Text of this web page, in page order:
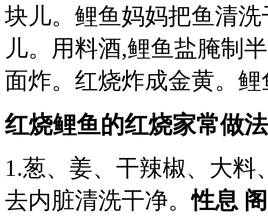
块儿。鲤鱼妈妈把鱼清
儿。用料酒,鲤鱼盐腌制
面炸。红烧炸成金黄。鲤
红烧鲤鱼的红烧家常做
1.葱、姜、干辣椒、大
去内脏清洗干净。性息 阁